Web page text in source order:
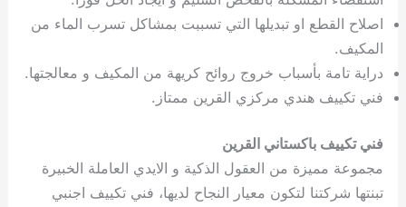
اصلاح القطع او تبديلها التي تسببت بمشاكل تسرب الماء من
المكيف.
دراية تامة بأسباب خروج روائح كريهة من المكيف و معالجتها.
فني تكييف هندي مركزي القرين ممتاز.
فني تكييف باكستاني القرين
مجموعة مميزة من العقول الذكية و الايدي العاملة الخبيرة
تبنتها شركتنا لتكون معيار النجاح لديها، فني تكييف اجنبي